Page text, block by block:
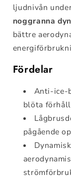
ljudnivån
noggranna
bättre
Fördelar
Anti-ice-
blöta
pågående